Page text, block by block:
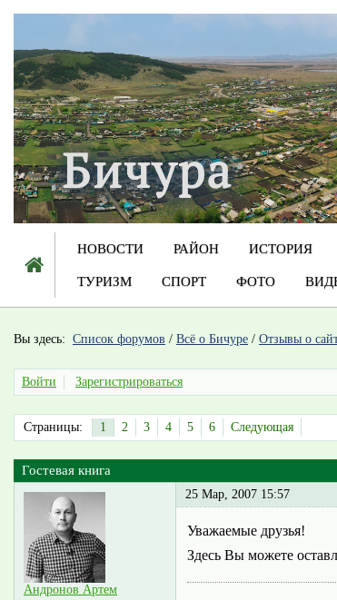
НОВОСТИ РАЙОН ИСТОРИЯ
ТУРИЗМ СПОРТ ФОТО
Вы здесь: Список форумов / Всё о Бичуре / Отзывы о
Войти Зарегистрироваться
Страницы: 1 2 3 4 5 6 Следующая
Гостевая книга
Андронов Артем
25 Мар, 2007 15:57
Уважаемые друзья!
Здесь Вы можете